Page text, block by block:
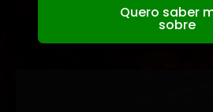
Quero saber
sobre